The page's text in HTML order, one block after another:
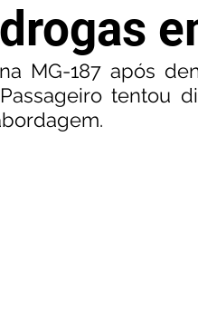
MG-187 após
tentou